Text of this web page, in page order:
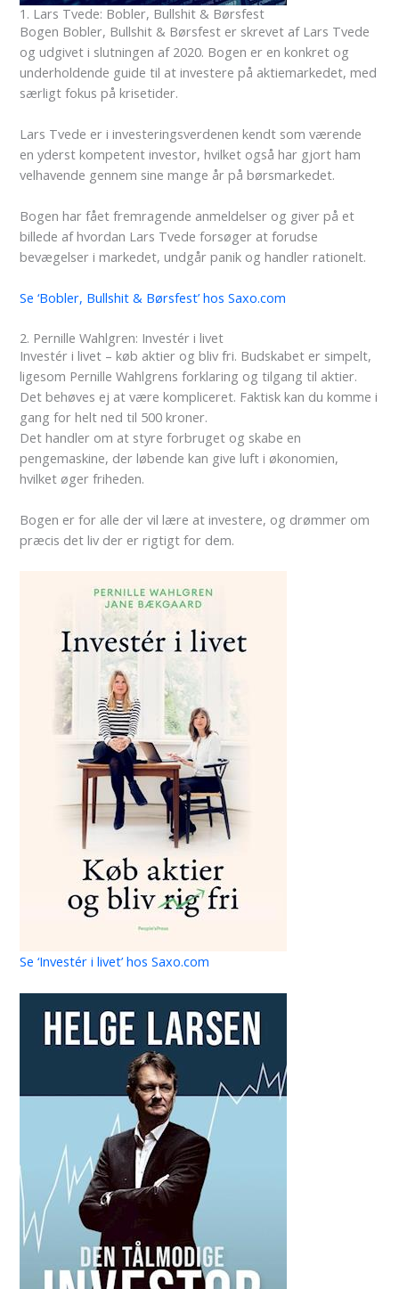
1. Lars Tvede: Bobler, Bullshit & Børsfest
Bogen Bobler, Bullshit & Børsfest er skrevet af Lars Tvede
og udgivet i slutningen af 2020. Bogen er en konkret og
underholdende guide til at investere på aktiemarkedet, med
særligt fokus på krisetider.
Lars Tvede er i investeringsverdenen kendt som værende
en yderst kompetent investor, hvilket også har gjort ham
velhavende gennem sine mange år på børsmarkedet.
Bogen har fået fremragende anmeldelser og giver på et
billede af hvordan Lars Tvede forsøger at forudse
bevægelser i markedet, undgår panik og handler rationelt.
Se ‘Bobler, Bullshit & Børsfest’ hos Saxo.com
2. Pernille Wahlgren: Investér i livet
Investér i livet – køb aktier og bliv fri. Budskabet er simpelt,
ligesom Pernille Wahlgrens forklaring og tilgang til aktier.
Det behøves ej at være kompliceret. Faktisk kan du komme i
gang for helt ned til 500 kroner.
Det handler om at styre forbruget og skabe en
pengemaskine, der løbende kan give luft i økonomien,
hvilket øger friheden.
Bogen er for alle der vil lære at investere, og drømmer om
præcis det liv der er rigtigt for dem.
Se ‘Investér i livet’ hos Saxo.com